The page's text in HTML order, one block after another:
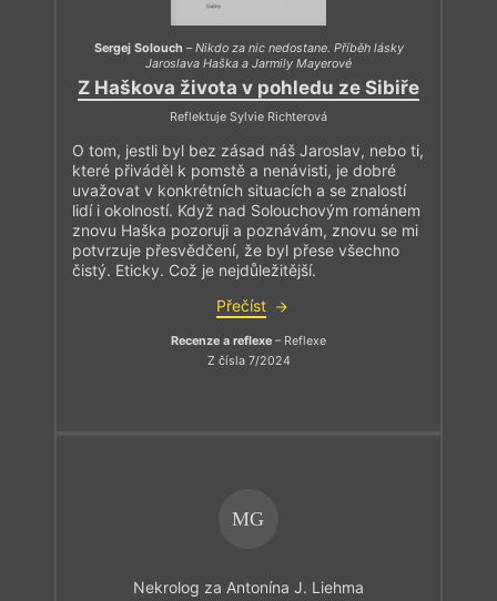
Sergej Solouch –Nikdo za nic nedostane. Příběh lásky
Jaroslava Haška a Jarmily Mayerové
Z Haškova života v pohledu ze Sibiře
Reflektuje Sylvie Richterová
O tom, jestli byl bez zásad náš Jaroslav, nebo ti,
které přiváděl k pomstě a nenávisti, je dobré
uvažovat v konkrétních situacích a se znalostí
lidí i okolností. Když nad Solouchovým románem
znovu Haška pozoruji a poznávám, znovu se mi
potvrzuje přesvědčení, že byl přese všechno
čistý. Eticky. Což je nejdůležitější.
Přečíst
Recenze a reflexe – Reflexe
Z čísla 7/2024
MG
Nekrolog za Antonína J. Liehma